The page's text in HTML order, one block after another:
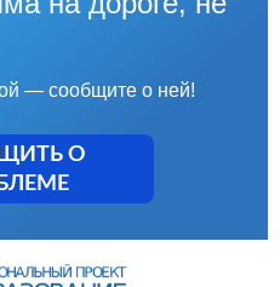
— сообщите о ней!
О